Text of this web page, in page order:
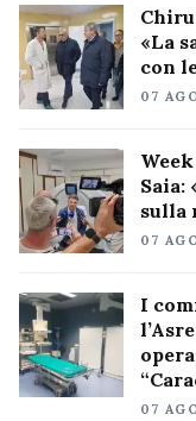
«La
con
07
Saia:
sulla
07
I
07